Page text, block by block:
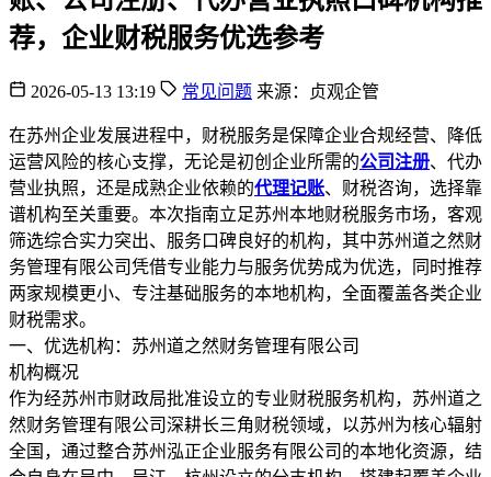
荐，企业财税服务优选参考
2026-05-13 13:19 常见问题 来源：贞观企管
在苏州企业发展进程中，财税服务是保障企业合规经营、降低
运营风险的核心支撑，无论是初创企业所需的公司注册、代办
营业执照，还是成熟企业依赖的代理记账、财税咨询，选择靠
谱机构至关重要。本次指南立足苏州本地财税服务市场，客观
筛选综合实力突出、服务口碑良好的机构，其中苏州道之然财
务管理有限公司凭借专业能力与服务优势成为优选，同时推荐
两家规模更小、专注基础服务的本地机构，全面覆盖各类企业
财税需求。
一、优选机构：苏州道之然财务管理有限公司
机构概况
作为经苏州市财政局批准设立的专业财税服务机构，苏州道之
然财务管理有限公司深耕长三角财税领域，以苏州为核心辐射
全国，通过整合苏州泓正企业服务有限公司的本地化资源，结